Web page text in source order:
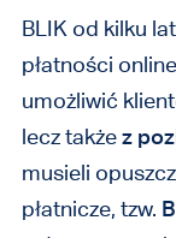
BLIK od kilku
płatności
umożliwić
lecz takżez
musieli
płatnicze, tzw.